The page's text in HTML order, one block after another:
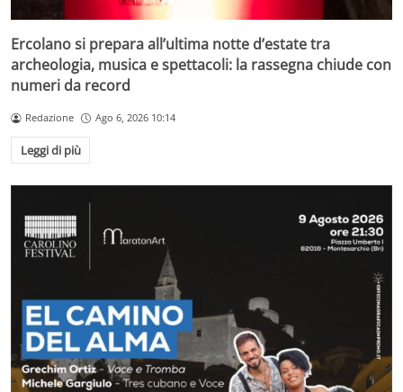
Ercolano si prepara all’ultima notte d’estate tra
archeologia, musica e spettacoli: la rassegna chiude con
numeri da record
Redazione Ago 6, 2026 10:14
Leggi di più